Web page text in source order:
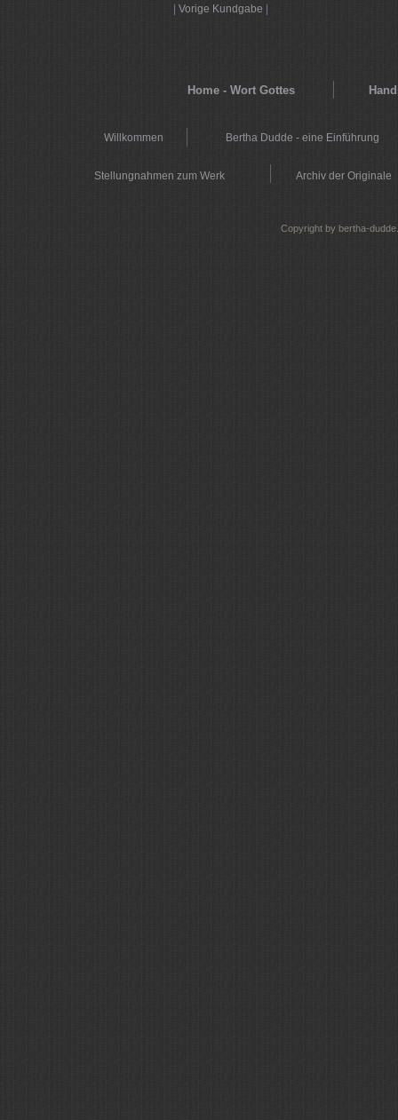
Vorige Kundgabe
Home - Wort Gottes
Willkommen Bertha Dudde - eine Einführung
Stellungnahmen zum Werk Archiv der Originale
Copyright by bertha-